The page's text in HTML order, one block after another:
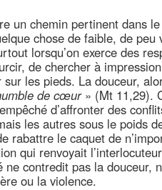
un chemin pertinent dans
chose de faible, de
lorsqu’on exerce des
de chercher à
les pieds. La douceur,
de cœur» (Mt 11,29).
d’affronter des
les autres sous le poids
rabattre le caquet de
qui renvoyait
contredit pas la douceur,
ou la violence.